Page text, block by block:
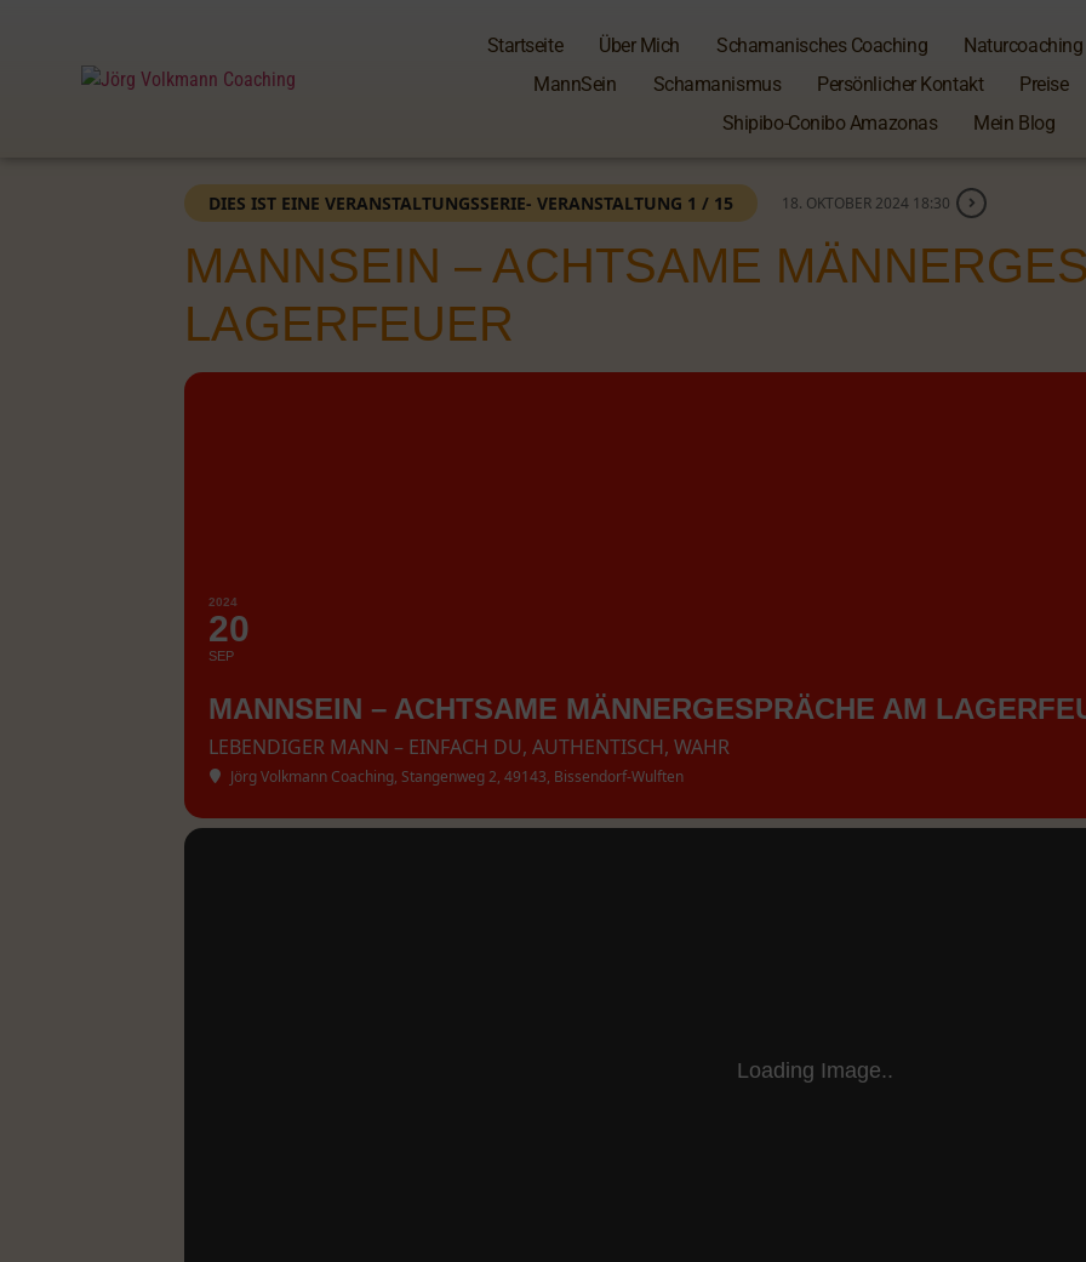
Startseite Über Mich Schamanisches Coaching
Naturcoaching
MannSein
Schamanismus Persönlicher Kontakt
Preise
Shipibo-Conibo Amazonas
Mein Blog
DIES IST EINE VERANSTALTUNGSSERIE- VERANSTALTUNG 1 / 15 18. OKTOBER 2024 18:30
MANNSEIN – ACHTSAME
LAGERFEUER
2024
20
SEP
MANNSEIN – ACHTSAME MÄNNERGESPRÄCHE AM
LEBENDIGER MANN – EINFACH DU, AUTHENTISCH, WAHR
Jörg Volkmann Coaching, Stangenweg 2, 49143, Bissendorf-Wulften